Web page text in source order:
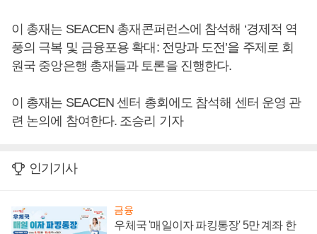
이 총재는 SEACEN 총재콘퍼런스에 참석해 ‘경제적 역
풍의 극복 및 금융포용 확대: 전망과 도전’을 주제로 회
원국 중앙은행 총재들과 토론을 진행한다.
이 총재는 SEACEN 센터 총회에도 참석해 센터 운영 관
련 논의에 참여한다. 조승리 기자
인기기사
금융
우체국 '매일이자 파킹통장' 5만 계좌 한